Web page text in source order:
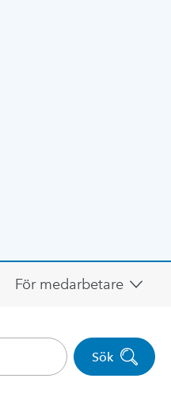
För medarbetare
Sök